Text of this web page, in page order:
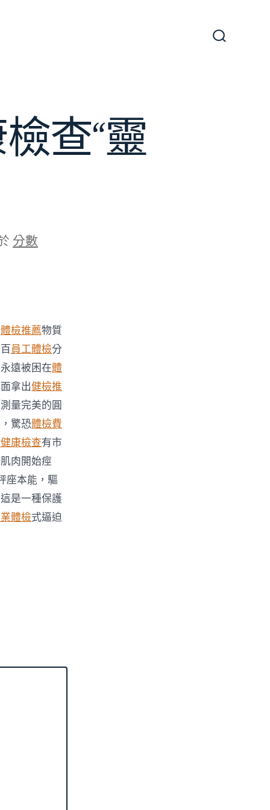
查“靈
分數
體檢推薦物質
員工體檢分
遠被困在體
拿出健檢推
量完美的圓
驚恐體檢費
康檢查有市
肉開始痙
座本能，驅
是一種保護
體檢式逼迫